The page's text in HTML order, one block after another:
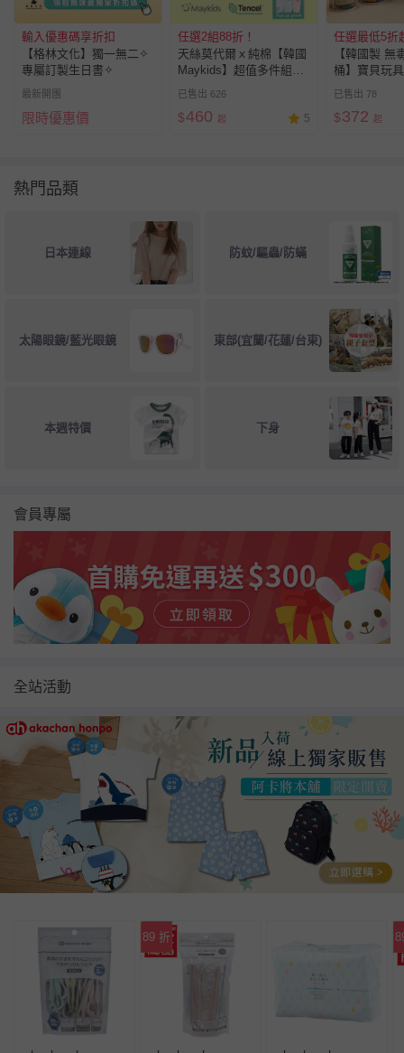
輸入優惠碼享折扣
【格林文化】獨一無二✧
專屬訂製生日書✧
最新開團
限時優惠價
任選2組88折！
天絲莫代爾ｘ純棉【韓國
Maykids】超值多件組內
衣褲，送禮自用兩相宜❤︎
已售出 626
$460 起 5
任選最低5折
【韓國製 無
桶】寶貝玩
＆棉被收納！
已售出 78
$372 起
熱門品類
日本連線 防蚊/驅蟲/防蟎
太陽眼鏡/藍光眼鏡 東部(宜蘭/花蓮/台東)
本週特價 下身
會員專屬
全站活動
89 折